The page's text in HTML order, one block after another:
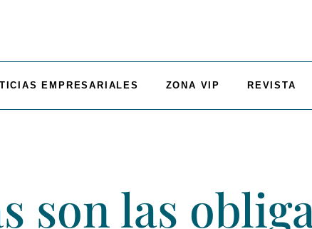
EMPRESARIALES ZONA VIP REVISTA
son las